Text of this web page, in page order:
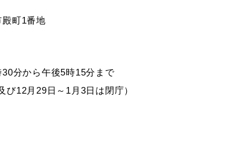
（はまだ暮らし）
町1番地
分から午後5時15分まで
び12月29日～1月3日は閉庁）